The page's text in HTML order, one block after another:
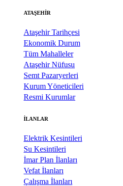
ATAŞEHİR
Ataşehir Tarihçesi
Ekonomik Durum
Tüm Mahalleler
Ataşehir Nüfusu
Semt Pazaryerleri
Kurum Yöneticileri
Resmi Kurumlar
İLANLAR
Elektrik Kesintileri
Su Kesintileri
İmar Plan İlanları
Vefat İlanları
Çalışma İlanları